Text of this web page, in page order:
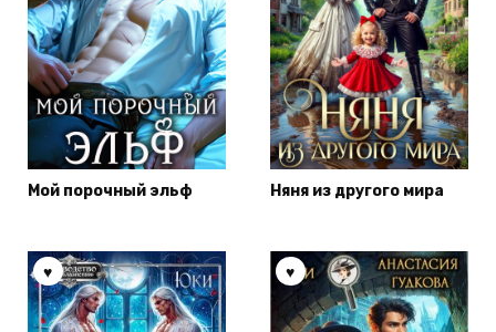
Мой порочный эльф Няня из другого мира